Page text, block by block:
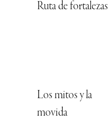
Ruta de fortalezas
Los mitos y la
movida